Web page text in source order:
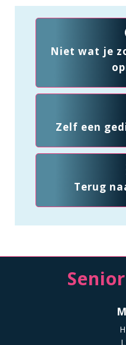
Niet wat je
Zelf een
Terug